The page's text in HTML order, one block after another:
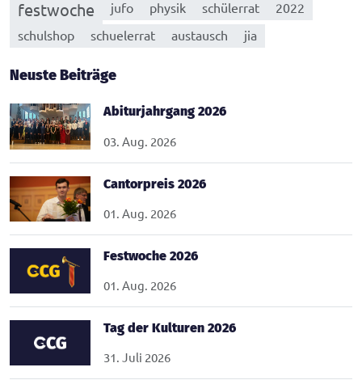
festwoche
jufo physik schülerrat
2022
schulshop
schuelerrat austausch jia
Neuste Beiträge
Abiturjahrgang 2026
03. Aug. 2026
Cantorpreis 2026
01. Aug. 2026
Festwoche 2026
01. Aug. 2026
Tag der Kulturen 2026
31. Juli 2026